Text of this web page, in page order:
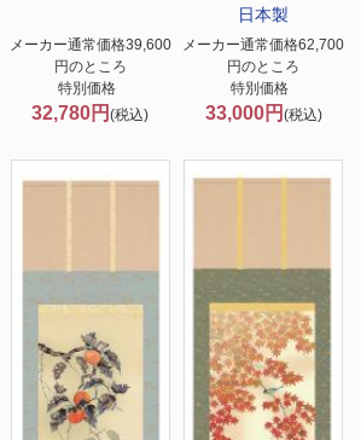
メーカー通常価格39,600
円のところ
特別価格
32,780円(税込)
日本製
メーカー通常価格62,700
円のところ
特別価格
33,000円 (税込)